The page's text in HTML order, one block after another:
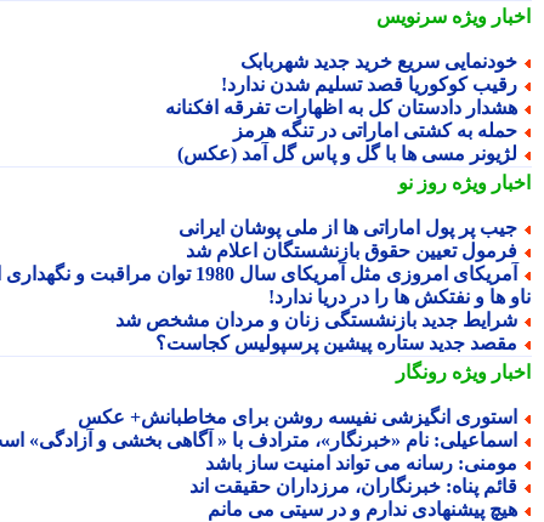
ویژهسرنویس
سریع خرید جدید شهربابک
کوکوریا قصد تسلیم شدن ندارد!
دادستان کل به اظهارات تفرقه افکنانه
به کشتی اماراتی در تنگه هرمز
مسی ها با گل و پاس گل آمد (عکس)
ویژهروز نو
پر پول اماراتی ها از ملی پوشان ایرانی
تعیین حقوق بازنشستگان اعلام شد
آمریکای امروزی مثل آمریکای سال 1980 توان مراقبت و نگهداری از
ها و نفتکش ها را در دریا ندارد!
جدید بازنشستگی زنان و مردان مشخص شد
جدید ستاره پیشین پرسپولیس کجاست؟
ویژهرونگار
انگیزشی نفیسه روشن برای مخاطبانش+ عکس
نامِ «خبرنگار»، مترادف با « آگاهی بخشی و آزادگی» است
رسانه می تواند امنیت ساز باشد
پناه: ‏خبرنگاران، مرزداران حقیقت اند
پیشنهادی ندارم و در سیتی می مانم